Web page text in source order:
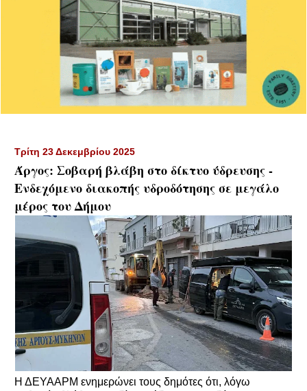
Τρίτη 23 Δεκεμβρίου 2025
Άργος: Σοβαρή βλάβη στο δίκτυο ύδρευσης -
Ενδεχόμενο διακοπής υδροδότησης σε μεγάλο
μέρος του Δήμου
Η ΔΕΥΑΑΡΜ ενημερώνει τους δημότες ότι, λόγω